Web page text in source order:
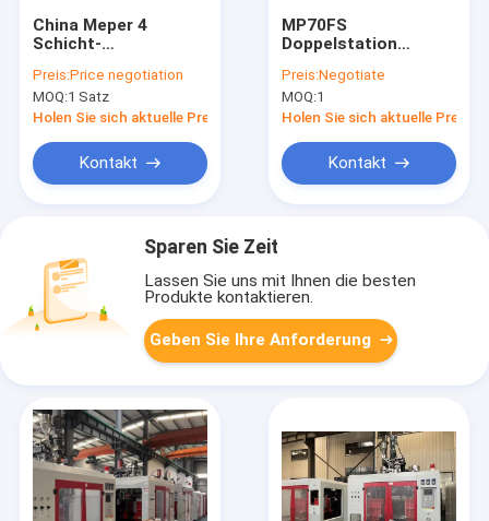
China Meper 4
Schicht-
Verdrängungs-
Blasformen-
Maschine für
Flasche
Preis:Price negotiation
MOQ:1 Satz
Holen Sie sich aktuelle Preis
Kontakt
MP70FS
Doppelstation
zum Verkauf
Preis:Negotiate
MOQ:1
Holen Sie sich aktuelle Preis
Kontakt
Sparen Sie Zeit
Lassen Sie uns mit Ihnen die besten
Produkte kontaktieren.
Geben Sie Ihre Anforderung